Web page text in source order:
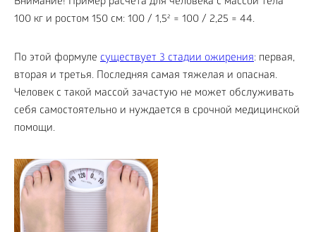
100 кг и ростом 150 см: 100 / 1,5² = 100 / 2,25 = 44.
По этой формуле существует 3 стадии ожирения: первая,
вторая и третья. Последняя самая тяжелая и опасная.
Человек с такой массой зачастую не может обслуживать
себя самостоятельно и нуждается в срочной медицинской
помощи.